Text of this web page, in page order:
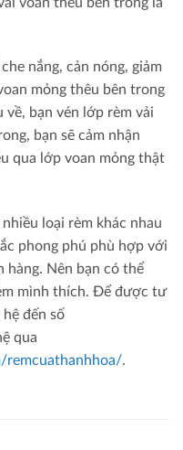
nắng, cản nóng, giảm
mỏng thêu bên trong
bạn vén lớp rèm vải
bạn sẽ cảm nhận
qua lớp voan mỏng thật
loại rèm khác nhau
phong phú phù hợp với
hàng. Nên bạn có thể
mình thích. Để được tư
đến số
qua
remcuathanhhoa/.